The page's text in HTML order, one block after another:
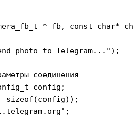
* fb, const
photo to Telegram...");
соединения
config;
sizeof(config));